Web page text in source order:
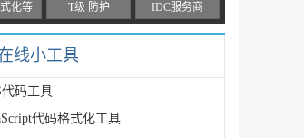
化等 T级 防护 IDC服务商
线小工具
代码工具
代码格式化工具